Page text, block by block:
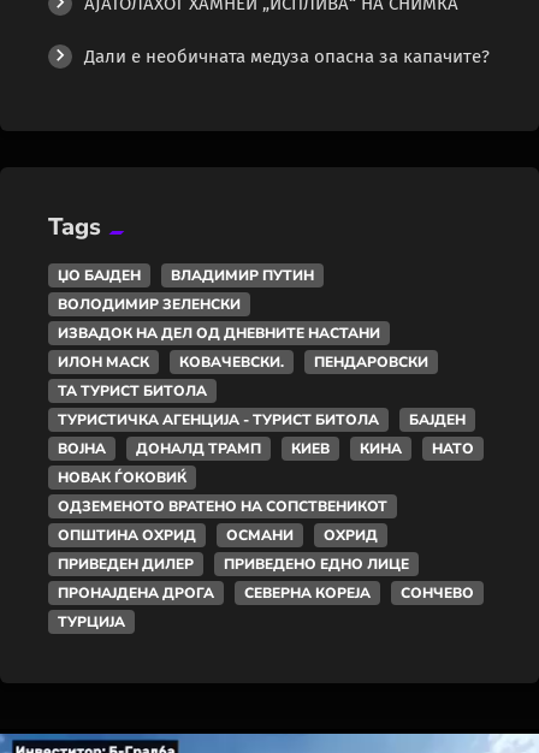
Дали е необичната медуза опасна за капачите?
Tags
ЏО БАЈДЕН
ВЛАДИМИР ПУТИН
ВОЛОДИМИР ЗЕЛЕНСКИ
ИЗВАДОК НА ДЕЛ ОД ДНЕВНИТЕ НАСТАНИ
ИЛОН МАСК
КОВАЧЕВСКИ.
ПЕНДАРОВСКИ
ТА ТУРИСТ БИТОЛА
ТУРИСТИЧКА АГЕНЦИЈА - ТУРИСТ БИТОЛА
БАЈДЕН
ВОЈНА
ДОНАЛД ТРАМП КИЕВ КИНА
НАТО
НОВАК ЃОКОВИЌ
ОДЗЕМЕНОТО ВРАТЕНО НА СОПСТВЕНИКОТ
ОПШТИНА ОХРИД
ОСМАНИ
ОХРИД
ПРИВЕДЕН ДИЛЕР
ПРИВЕДЕНО ЕДНО ЛИЦЕ
ПРОНАЈДЕНА ДРОГА
СЕВЕРНА КОРЕЈА
СОНЧЕВО
ТУРЦИЈА